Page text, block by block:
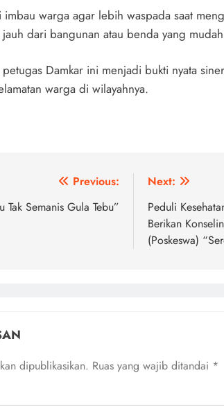
imbau warga agar lebih waspada saat
jauh dari bangunan atau benda yang
Damkar ini menjadi bukti nyata
warga di wilayahnya.
Previous:
Tak Semanis Gula Tebu”
Next:
Peduli
Berikan
(Poskeswa)
dipublikasikan. Ruas yang wajib ditandai *